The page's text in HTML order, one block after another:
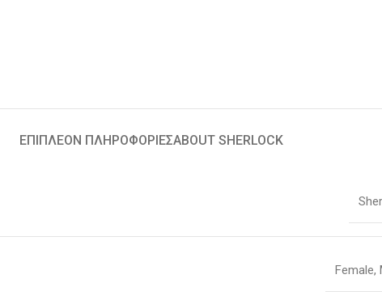
ΕΠΙΠΛΈΟΝ ΠΛΗΡΟΦΟΡΊΕΣABOUT SHERLOCK
Female,